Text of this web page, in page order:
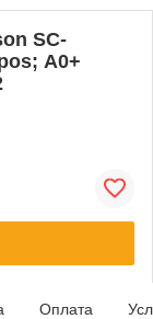
SC-
А0+
Оплата